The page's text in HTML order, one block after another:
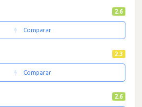
2.6
Comparar
2.3
Comparar
2.6